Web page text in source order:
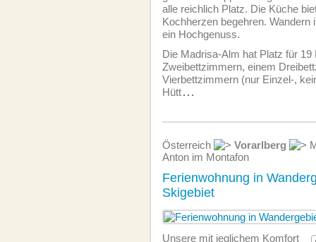
alle reichlich Platz. Die Küche
Kochherzen begehren. Wandern
ein Hochgenuss.
Die Madrisa-Alm hat Platz für 19
Zweibettzimmern, einem
Vierbettzimmern (nur Einzel-,
Hütt...
Österreich Vorarlberg
Anton im Montafon
Ferienwohnung in
Skigebiet
Unsere mit jeglichem Komfort